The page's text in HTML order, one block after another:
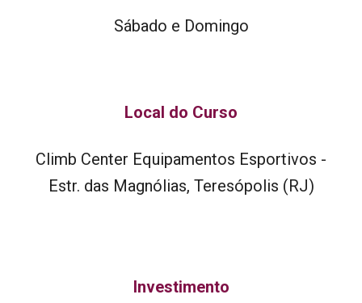
Sábado e Domingo
Local do Curso
Climb Center Equipamentos Esportivos -
Estr. das Magnólias, Teresópolis (RJ)
Investimento